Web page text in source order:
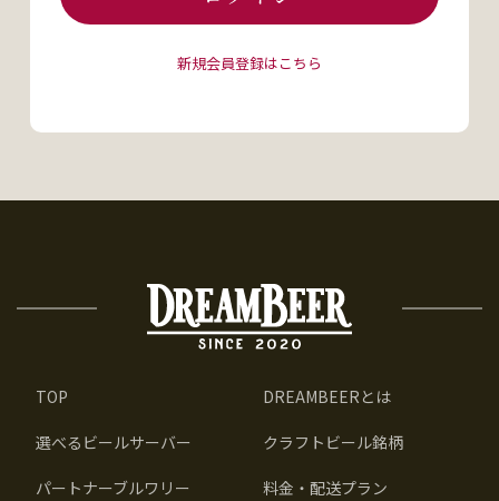
新規会員登録はこちら
TOP DREAMBEERとは
選べるビールサーバー クラフトビール銘柄
パートナーブルワリー 料金・配送プラン